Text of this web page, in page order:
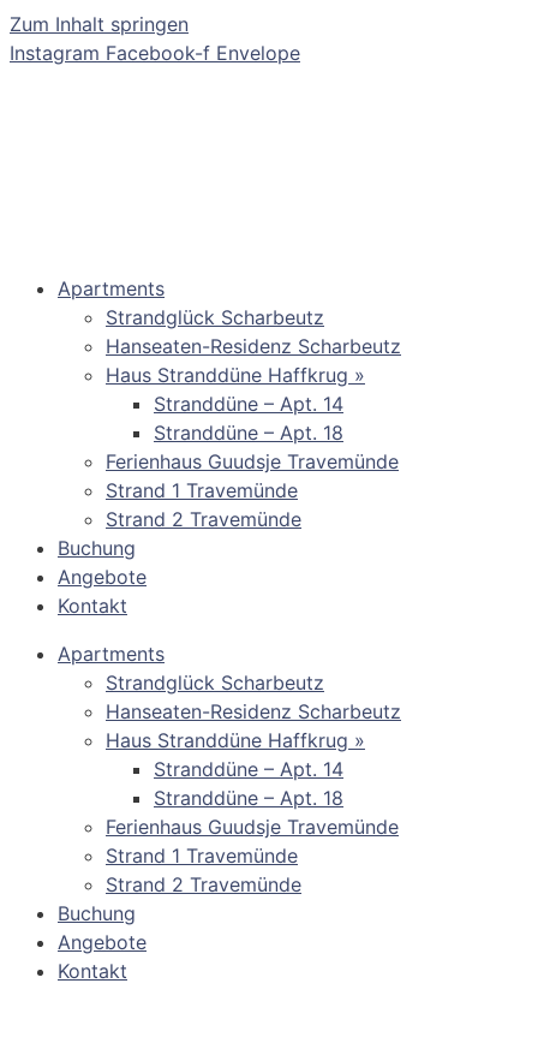
Zum Inhalt springen
Instagram Facebook-f Envelope
Apartments
Strandglück Scharbeutz
Hanseaten-Residenz Scharbeutz
Haus Stranddüne Haffkrug »
Stranddüne – Apt. 14
Stranddüne – Apt. 18
Ferienhaus Guudsje Travemünde
Strand 1 Travemünde
Strand 2 Travemünde
Buchung
Angebote
Kontakt
Apartments
Strandglück Scharbeutz
Hanseaten-Residenz Scharbeutz
Haus Stranddüne Haffkrug »
Stranddüne – Apt. 14
Stranddüne – Apt. 18
Ferienhaus Guudsje Travemünde
Strand 1 Travemünde
Strand 2 Travemünde
Buchung
Angebote
Kontakt